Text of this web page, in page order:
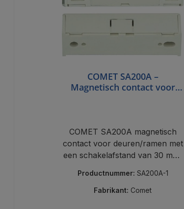
COMET SA200A –
Magnetisch contact voor
COMET SA200A magnetisch
contact voor deuren/ramen met
een schakelafstand van 30 mm,
aansluitklemmen.
Productnummer: SA200A-1
Fabrikant: Comet